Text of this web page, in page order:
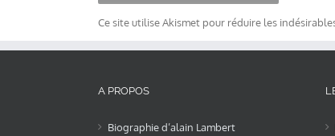
Ce site utilise Akismet pour réduire les
A PROPOS
Biographie d’alain Lambert